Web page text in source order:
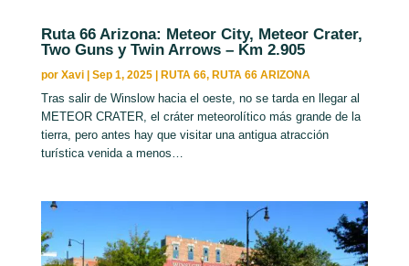
Ruta 66 Arizona: Meteor City, Meteor Crater,
Two Guns y Twin Arrows – Km 2.905
por Xavi| Sep 1, 2025| RUTA 66, RUTA 66 ARIZONA
Tras salir de Winslow hacia el oeste, no se tarda en llegar al
METEOR CRATER, el cráter meteorolítico más grande de la
tierra, pero antes hay que visitar una antigua atracción
turística venida a menos…